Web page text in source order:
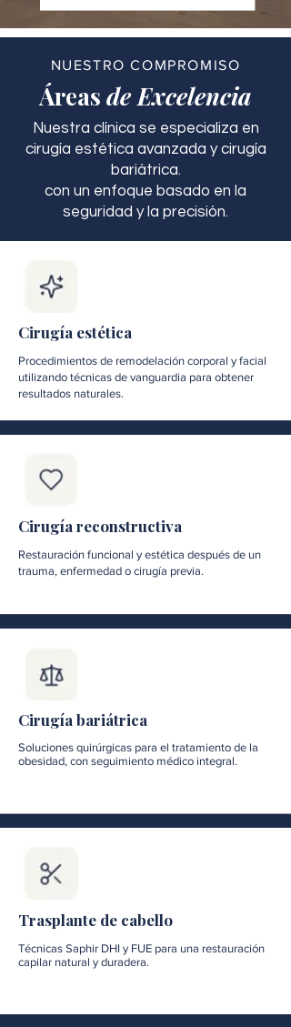
NUESTRO COMPROMISO
Áreas de Excelencia
Nuestra clínica se especializa en
cirugía estética avanzada y cirugía
bariátrica.
con un enfoque basado en la
seguridad y la precisión.
Cirugía estética
Procedimientos de remodelación corporal y facial
utilizando técnicas de vanguardia para obtener
resultados naturales.
Cirugía reconstructiva
Restauración funcional y estética después de un
trauma, enfermedad o cirugía previa.
Cirugía bariátrica
Soluciones quirúrgicas para el tratamiento de la
obesidad, con seguimiento médico integral.
Trasplante de cabello
Técnicas Saphir DHI y FUE para una restauración
capilar natural y duradera.